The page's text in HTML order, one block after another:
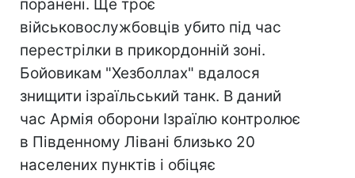
поранені. Ще троє
військовослужбовців убито під час
перестрілки в прикордонній зоні.
Бойовикам "Хезболлах" вдалося
знищити ізраїльський танк. В даний
час Армія оборони Ізраїлю контролює
в Південному Лівані близько 20
населених пунктів і обіцяє